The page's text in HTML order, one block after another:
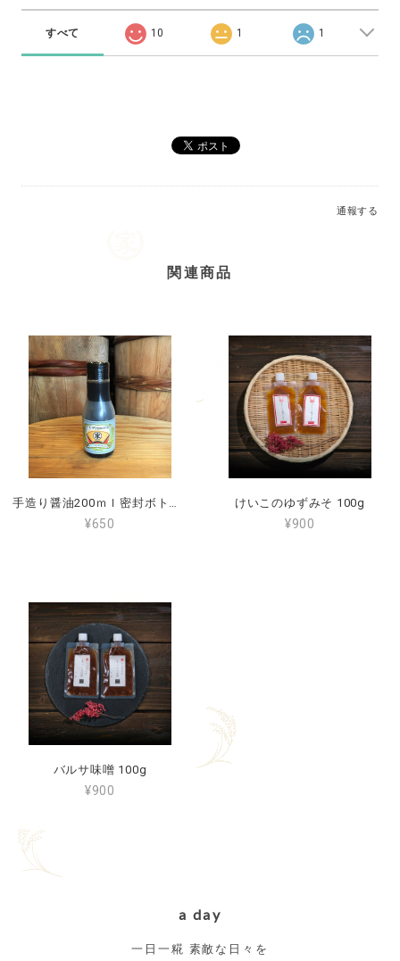
すべて 10 1 1
通報する
関連商品
手造り醤油200ｍｌ密封ボトル入り
¥650
けいこのゆずみそ 100g
¥900
バルサ味噌 100g
¥900
a day
一日一糀 素敵な日々を